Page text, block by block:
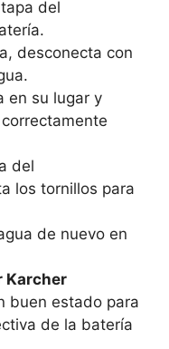
del
desconecta con
en su lugar y
del
los tornillos para
de nuevo en
Karcher
buen estado para
de la batería